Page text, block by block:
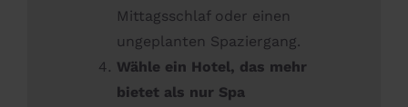
Mittagsschlaf oder einen
ungeplanten Spaziergang.
Wähle ein Hotel, das mehr
bietet als nur Spa